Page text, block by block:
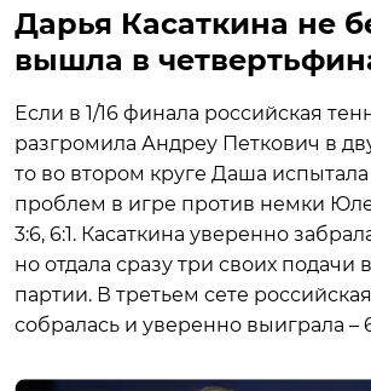
Дарья Касаткина не
вышла в
Если в 1/16 финала российская
разгромила Андреу Петкович в
то во втором круге Даша
проблем в игре против немки
3:6, 6:1. Касаткина уверенно
но отдала сразу три своих подачи
партии. В третьем сете
собралась и уверенно выиграла –